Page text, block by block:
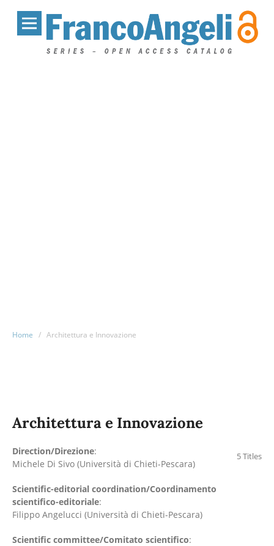
Home / Architettura e Innovazione
Architettura e Innovazione
5 Titles
Direction/Direzione:
Michele Di Sivo (Università di Chieti-Pescara)
Scientific-editorial coordination/Coordinamento
scientifico-editoriale:
Filippo Angelucci (Università di Chieti-Pescara)
Scientific committee/Comitato scientifico: